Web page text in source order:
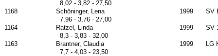
8,02 - 3,82 - 27,50
1168
Schöninger, Lena 1999
SV
7,96 - 3,76 - 27,00
1164
Ratzel, Linda 1999
SV
8,3 - 3,83 - 32,00
1163
Brantner, Claudia 1999
LG
7,7 - 4,03 - 23,50